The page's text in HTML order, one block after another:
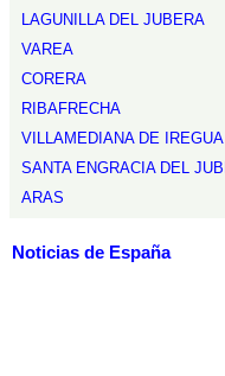
LAGUNILLA DEL JUBERA
VAREA
CORERA
RIBAFRECHA
VILLAMEDIANA DE IREGUA
SANTA ENGRACIA DEL
ARAS
Noticias de España